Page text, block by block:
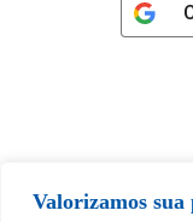
Valorizamos